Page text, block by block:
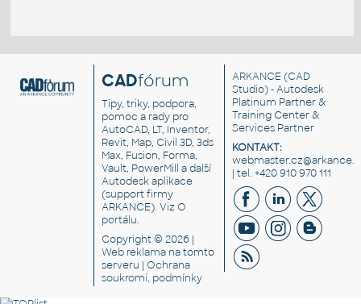
CADfórum
Tipy, triky, podpora,
pomoc a rady pro
AutoCAD, LT, Inventor,
Revit, Map, Civil 3D, 3ds
Max, Fusion, Forma,
Vault, PowerMill a další
Autodesk aplikace
(support firmy
ARKANCE). VizO
portálu.
Copyright © 2026 |
Web reklama na tomto
serveru |Ochrana
soukromí, podmínky
ARKANCE (CAD
Studio) - Autodesk
Platinum Partner &
Training Center &
Services Partner
KONTAKT:
| tel. +420 910 970 111